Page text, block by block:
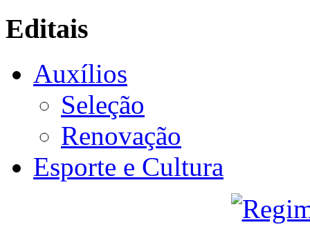
Editais
Auxílios
Seleção
Renovação
Esporte e Cultura